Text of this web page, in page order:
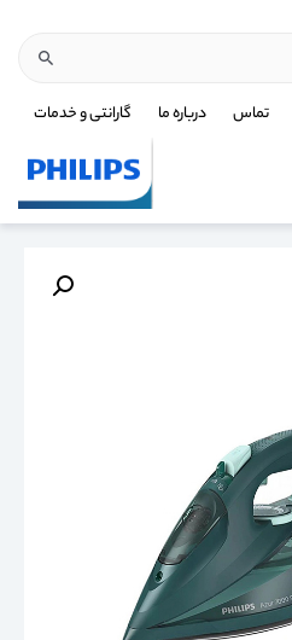
تماس درباره ما گارانتی و خدمات